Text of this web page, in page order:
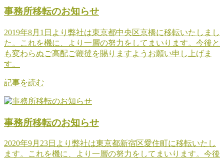
事務所移転のお知らせ
2019年8月1日より弊社は東京都中央区京橋に移転いたしまし
た。これを機に、より一層の努力をしてまいります。今後と
も変わらぬご高配ご鞭撻を賜りますようお願い申し上げま
す。
記事を読む
事務所移転のお知らせ
2020年9月23日より弊社は東京都新宿区愛住町に移転いたし
ます。これを機に、より一層の努力をしてまいります。今後